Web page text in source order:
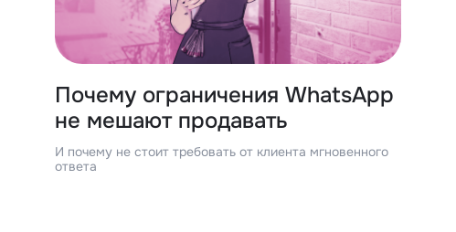
Почему ограничения WhatsApp
не мешают продавать
И почему не стоит требовать от клиента мгновенного
ответа